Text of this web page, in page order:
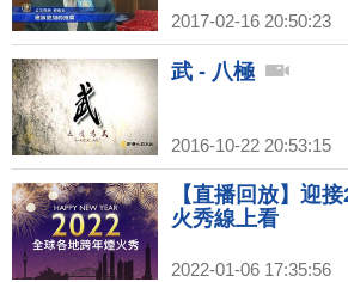
2017-02-16 20:50:23
武 - 八極
2016-10-22 20:53:15
【直播回放】迎
火秀線上看
2022-01-06 17:35:56